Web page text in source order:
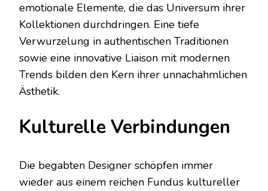
emotionale Elemente, die das Universum ihrer
Kollektionen durchdringen. Eine tiefe
Verwurzelung in authentischen Traditionen
sowie eine innovative Liaison mit modernen
Trends bilden den Kern ihrer unnachahmlichen
Ästhetik.
Kulturelle Verbindungen
Die begabten Designer schöpfen immer
wieder aus einem reichen Fundus kultureller